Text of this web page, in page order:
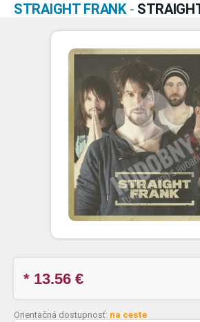
STRAIGHT FRANK-
* 13.56 €
Orientačná dostupnosť: na ceste